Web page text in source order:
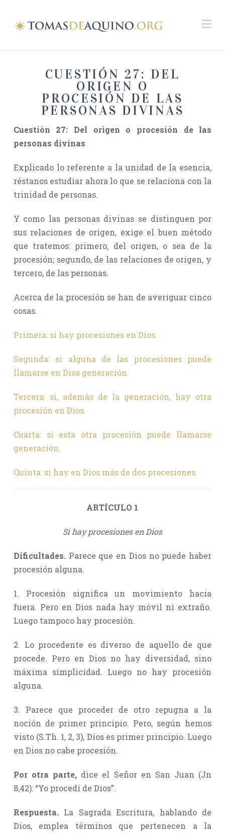
CUESTIÓN 27: DEL
ORIGEN O
PROCESIÓN DE LAS
PERSONAS DIVINAS
Cuestión 27: Del origen o procesión de las
personas divinas
Explicado lo referente a la unidad de la esencia,
réstanos estudiar ahora lo que se relaciona con la
trinidad de personas.
Y como las personas divinas se distinguen por
sus relaciones de origen, exige el buen método
que tratemos: primero, del origen, o sea de la
procesión; segundo, de las relaciones de origen, y
tercero, de las personas.
Acerca de la procesión se han de averiguar cinco
cosas.
Primera: si hay procesiones en Dios.
Segunda: si alguna de las procesiones puede
llamarse en Dios generación.
Tercera: si, además de la generación, hay otra
procesión en Dios.
Cuarta: si esta otra procesión puede llamarse
generación.
Quinta: si hay en Dios más de dos procesiones.
ARTÍCULO 1
Si hay procesiones en Dios
Dificultades.Parece que en Dios no puede haber
procesión alguna.
1. Procesión significa un movimiento hacia
fuera. Pero en Dios nada hay móvil ni extraño.
Luego tampoco hay procesión.
2. Lo procedente es diverso de aquello de que
procede. Pero en Dios no hay diversidad, sino
máxima simplicidad. Luego no hay procesión
alguna.
3. Parece que proceder de otro repugna a la
noción de primer principio. Pero, según hemos
visto (S.Th. 1, 2, 3), Dios es primer principio. Luego
en Dios no cabe procesión.
Por otra parte, dice el Señor en San Juan (Jn
8,42): “Yo procedí de Dios”.
Respuesta.La Sagrada Escritura, hablando de
Dios, emplea términos que pertenecen a la